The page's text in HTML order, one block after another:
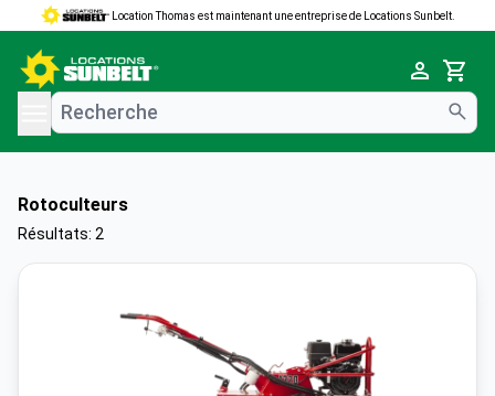
Location Thomas est maintenant une entreprise de Locations Sunbelt.
Cart
menu
Rotoculteurs
Résultats: 2